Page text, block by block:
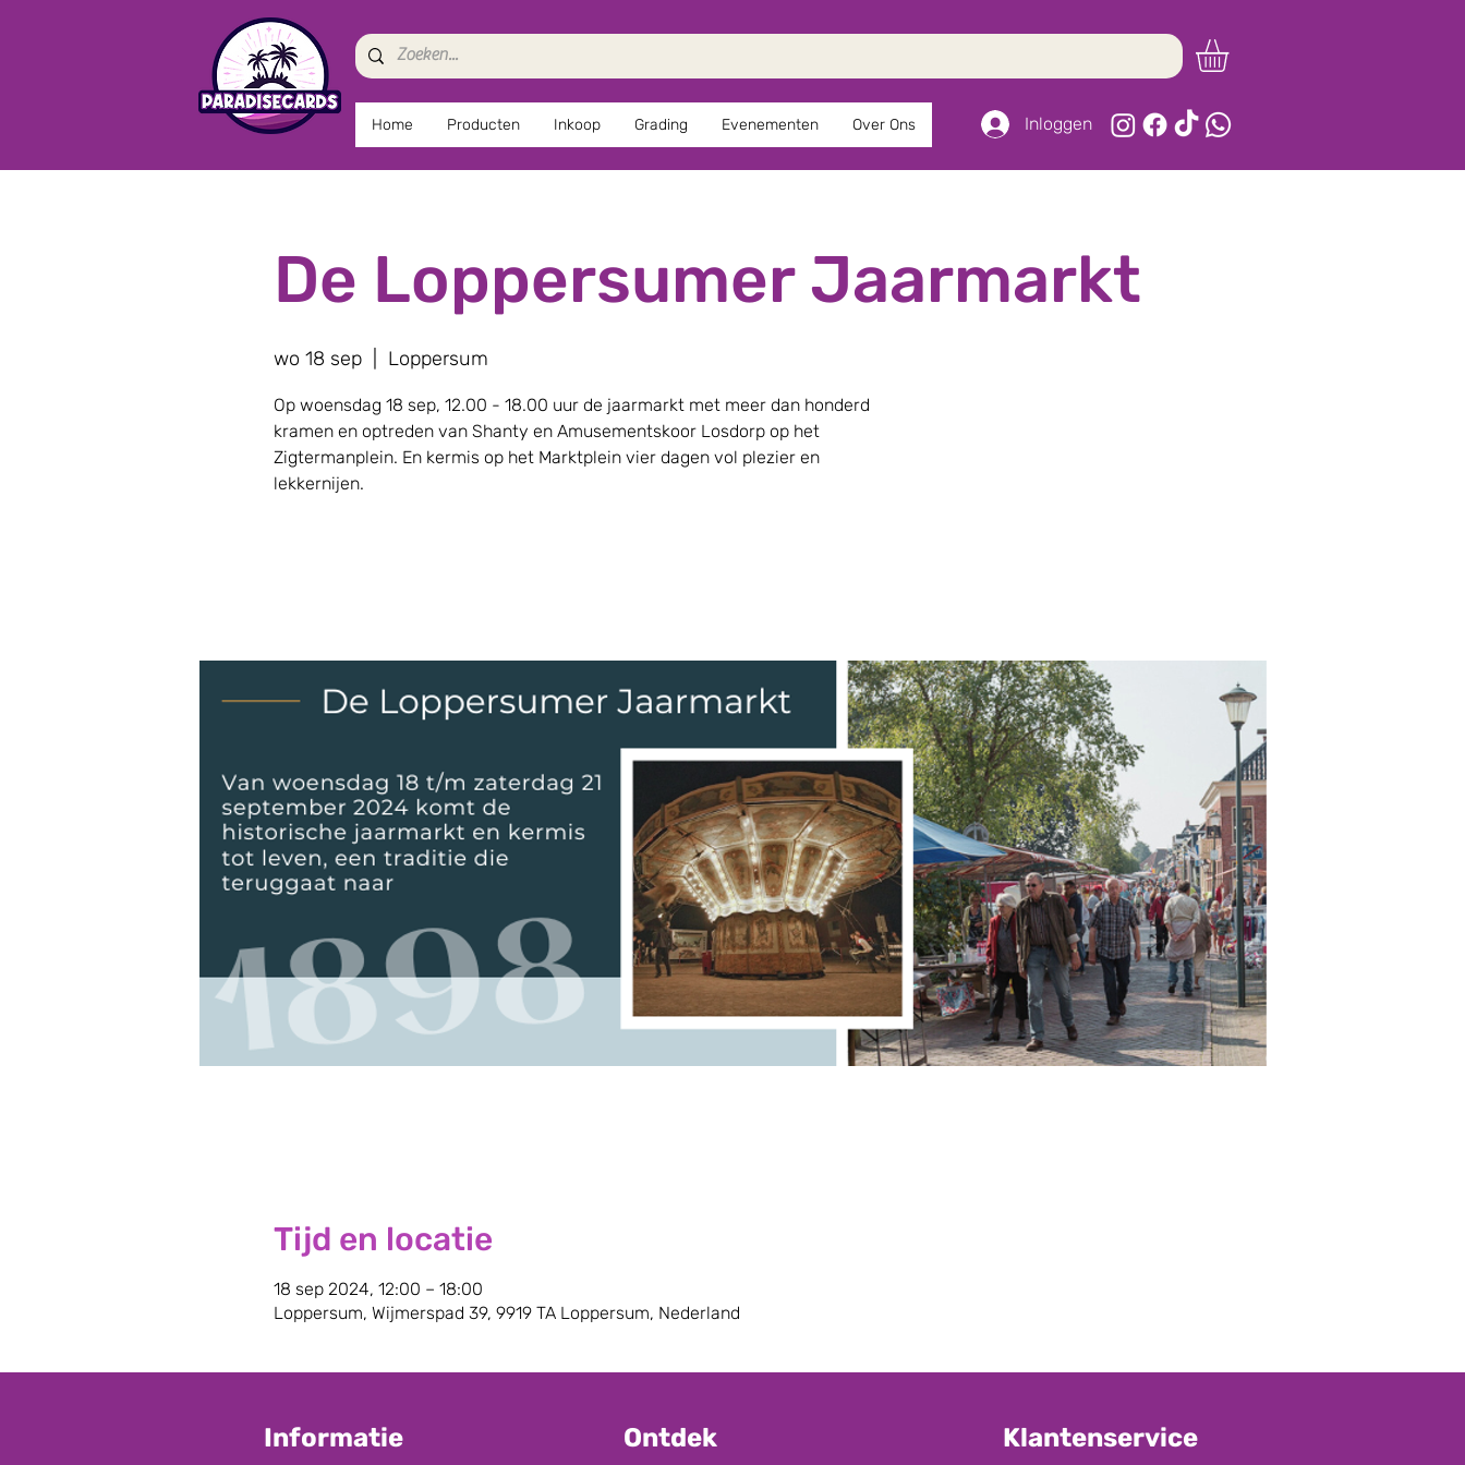
Home Producten Inkoop Grading Evenementen Over Ons Inloggen
De Loppersumer Jaarmarkt
wo 18 sep
  |
Loppersum
Op woensdag 18 sep, 12.00 - 18.00 uur de jaarmarkt met meer dan honderd
kramen en optreden van Shanty en Amusementskoor Losdorp op het
Zigtermanplein. En kermis op het Marktplein vier dagen vol plezier en
lekkernijen.
Tijd en locatie
18 sep 2024, 12:00 – 18:00
Loppersum, Wijmerspad 39, 9919 TA Loppersum, Nederland
Informatie Ontdek Klantenservice